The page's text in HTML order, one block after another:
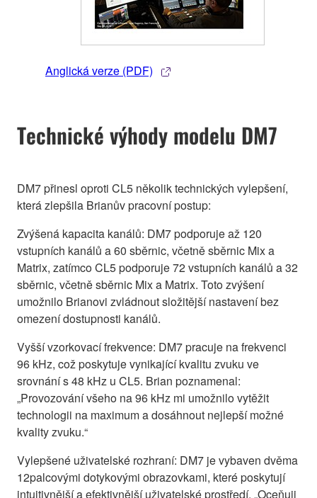
Anglická verze (PDF)
Technické výhody modelu DM7
DM7 přinesl oproti CL5 několik technických vylepšení,
která zlepšila Brianův pracovní postup:
Zvýšená kapacita kanálů: DM7 podporuje až 120
vstupních kanálů a 60 sběrnic, včetně sběrnic Mix a
Matrix, zatímco CL5 podporuje 72 vstupních kanálů a 32
sběrnic, včetně sběrnic Mix a Matrix. Toto zvýšení
umožnilo Brianovi zvládnout složitější nastavení bez
omezení dostupnosti kanálů.
Vyšší vzorkovací frekvence: DM7 pracuje na frekvenci
96 kHz, což poskytuje vynikající kvalitu zvuku ve
srovnání s 48 kHz u CL5. Brian poznamenal:
„Provozování všeho na 96 kHz mi umožnilo vytěžit
technologii na maximum a dosáhnout nejlepší možné
kvality zvuku.“
Vylepšené uživatelské rozhraní: DM7 je vybaven dvěma
12palcovými dotykovými obrazovkami, které poskytují
intuitivnější a efektivnější uživatelské prostředí. „Oceňuji